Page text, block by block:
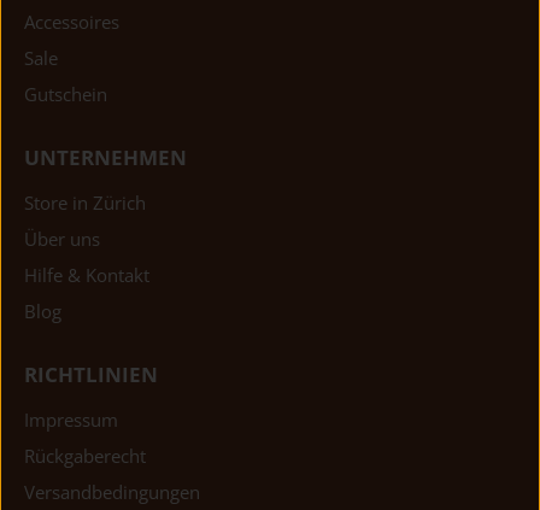
Accessoires
Sale
Gutschein
UNTERNEHMEN
Store in Zürich
Über uns
Hilfe & Kontakt
Blog
RICHTLINIEN
Impressum
Rückgaberecht
Versandbedingungen